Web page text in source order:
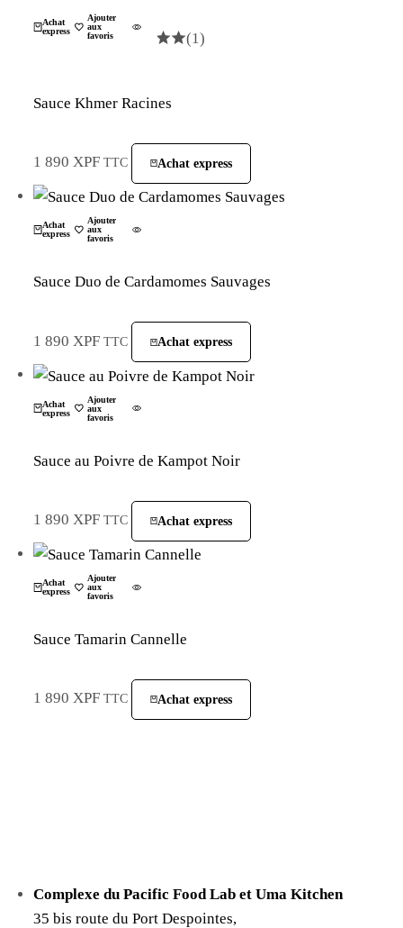
Achat
express
Ajouter
aux
favoris
La Plantation
(1)
Sauce Khmer Racines
1 890XPF TTC Achat express
Achat
express
Ajouter
aux
favoris
La Plantation
Sauce Duo de Cardamomes Sauvages
1 890 XPF TTC Achat express
Achat
express
Ajouter
aux
favoris
La Plantation
Sauce au Poivre de Kampot Noir
1 890XPF TTC Achat express
Achat
express
Ajouter
aux
favoris
La Plantation
Sauce Tamarin Cannelle
1 890XPF TTC Achat express
Complexe du Pacific Food Lab et Uma Kitchen
35 bis route du Port Despointes,